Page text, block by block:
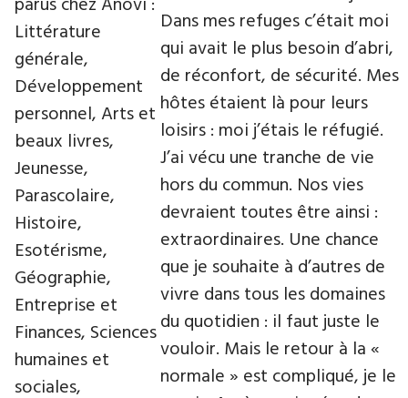
Dans mes refuges c’était moi
qui avait le plus besoin d’abri,
de réconfort, de sécurité. Mes
hôtes étaient là pour leurs
loisirs : moi j’étais le réfugié.
J’ai vécu une tranche de vie
hors du commun. Nos vies
devraient toutes être ainsi :
extraordinaires. Une chance
que je souhaite à d’autres de
vivre dans tous les domaines
du quotidien : il faut juste le
vouloir. Mais le retour à la «
normale » est compliqué, je le
Littérature
générale,
Développement
personnel, Arts et
beaux livres,
Jeunesse,
Parascolaire,
Histoire,
Esotérisme,
Géographie,
Entreprise et
Finances, Sciences
humaines et
sociales,